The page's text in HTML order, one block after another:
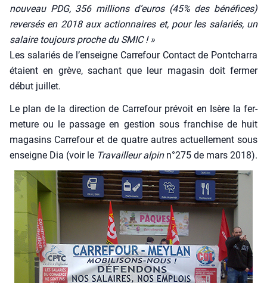
nou­veau PDG, 356 mil­lions d’eu­ros (45% des béné­fices)
rever­sés en 2018 aux action­naires et, pour les sala­riés, un
salaire tou­jours proche du SMIC ! »
Les sala­riés de l’enseigne Car­re­four Contact de Pont­char­ra
étaient en grève, sachant que leur maga­sin doit fer­mer
début juillet.
Le plan de la direc­tion de Car­re­four pré­voit en Isère la fer­
me­ture ou le pas­sage en ges­tion sous fran­chise de huit
maga­sins Car­re­four et de quatre autres actuel­le­ment sous
enseigne Dia (voir le Tra­vailleur alpinn°275 de mars 2018).